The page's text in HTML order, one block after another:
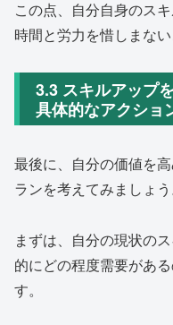
この点、自分自身のス
時間と労力を惜しまない
3.3 スキルアップ
具体的なアクショ
最後に、自分の価値を
ランを考えてみましょう
まずは、自分の現状の
的にどの程度需要があ
す。